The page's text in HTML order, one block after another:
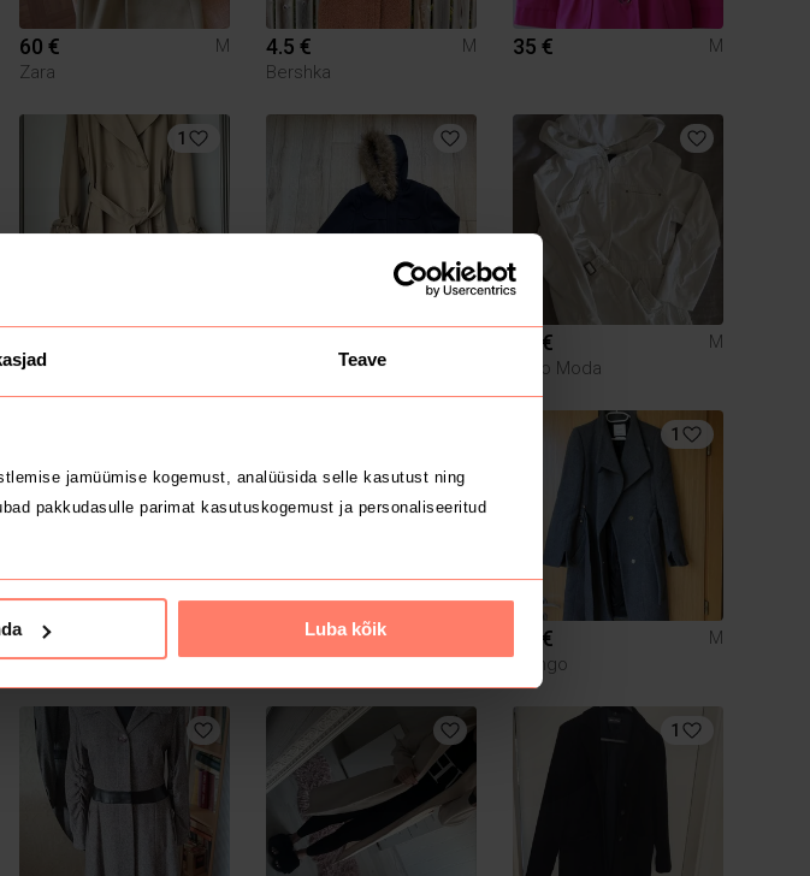
Teave
jamüümise kogemust, analüüsida selle kasutust ning
pakkudasulle parimat kasutuskogemust ja personaliseeritud
Luba kõik
60 €
M
Zara
4.5 €
M
Bershka
35 € M
1
Cropp
Stradivarius
10 €
M
Vero Moda
15 € 10 €
1
10 €
M
Mango
1